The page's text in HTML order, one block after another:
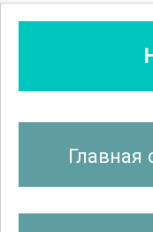
Главная